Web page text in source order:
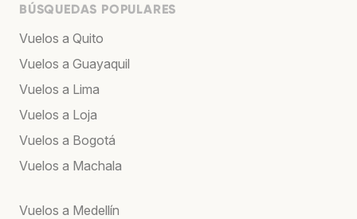
BÚSQUEDAS POPULARES
Vuelos a Quito
Vuelos a Guayaquil
Vuelos a Lima
Vuelos a Loja
Vuelos a Bogotá
Vuelos a Machala
Vuelos a Medellín